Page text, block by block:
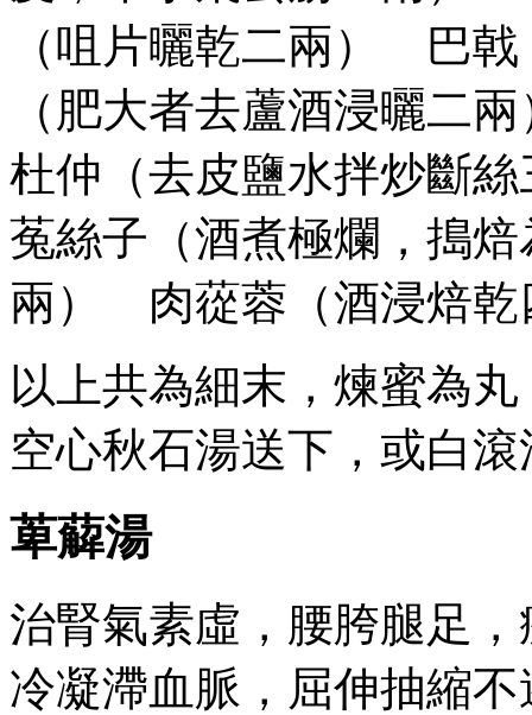
（咀片曬乾二兩） 巴
（肥大者去蘆酒浸曬
杜仲（去皮鹽水拌炒斷
菟絲子（酒煮極爛，搗
兩） 肉蓯蓉（酒浸焙乾
以上共為細末，煉蜜為
空心秋石湯送下，或白
萆薢湯
治腎氣素虛，腰胯腿足
冷凝滯血脈，屈伸抽縮